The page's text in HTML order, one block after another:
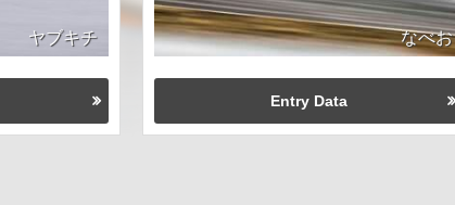
ヤブキチ なべお
Entry Data